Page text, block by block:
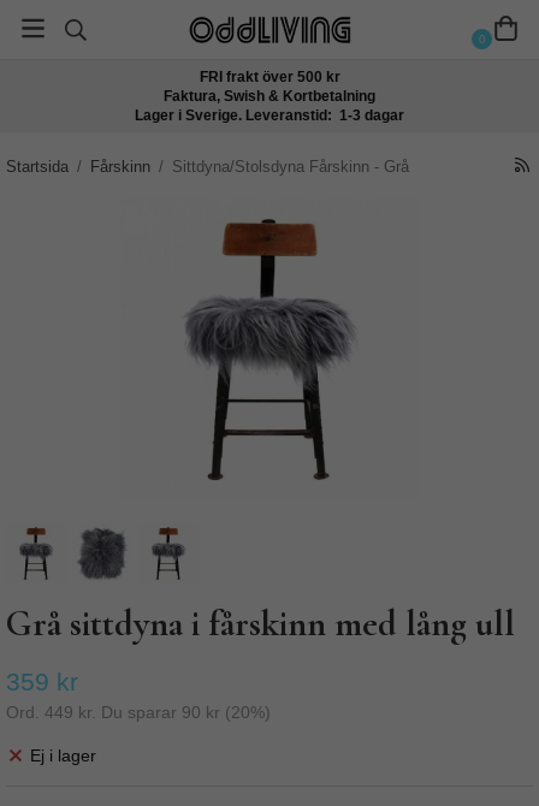
0
FRI frakt över 500 kr
Faktura, Swish & Kortbetalning
Lager i Sverige. Leveranstid: 1-3 dagar
Startsida / Fårskinn / Sittdyna/Stolsdyna Fårskinn - Grå
Grå sittdyna i fårskinn med lång ull
359 kr
Ord. 449 kr . Du sparar 90 kr (20%)
Ej i lager